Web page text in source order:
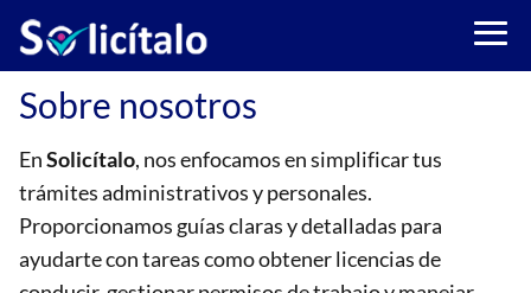
Sobre nosotros
EnSolicítalo, nos enfocamos en simplificar tus
trámites administrativos y personales.
Proporcionamos guías claras y detalladas para
ayudarte con tareas como obtener licencias de